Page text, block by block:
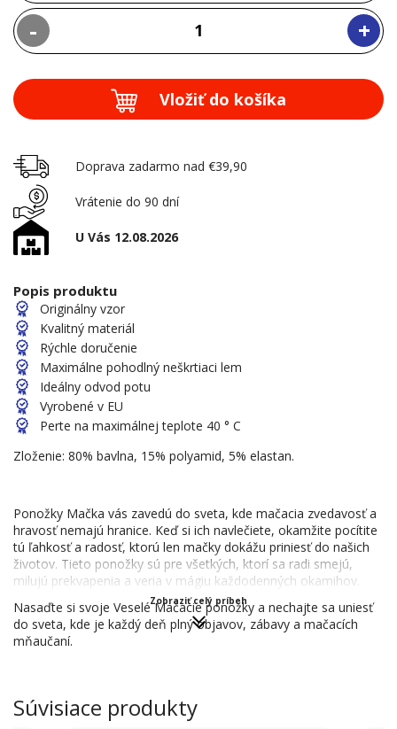
- +
Vložiť do košíka
Doprava zadarmo nad €39,90
Vrátenie do 90 dní
U Vás 12.08.2026
Popis produktu
Originálny vzor
Kvalitný materiál
Rýchle doručenie
Maximálne pohodlný neškrtiaci lem
Ideálny odvod potu
Vyrobené v EU
Perte na maximálnej teplote 40 ° C
Zloženie: 80% bavlna, 15% polyamid, 5% elastan.
Ponožky Mačka vás zavedú do sveta, kde mačacia zvedavosť a
hravosť nemajú hranice. Keď si ich navlečiete, okamžite pocítite
tú ľahkosť a radosť, ktorú len mačky dokážu priniesť do našich
životov. Tieto ponožky sú pre všetkých, ktorí sa radi smejú,
milujú prekvapenia a veria v mágiu každodenných okamihov.
Nasaďte si svoje Veselé Mačacie ponožky a nechajte sa uniesť
do sveta, kde je každý deň plný objavov, zábavy a mačacích
mňaučaní.
Zobraziť celý príbeh
Súvisiace produkty